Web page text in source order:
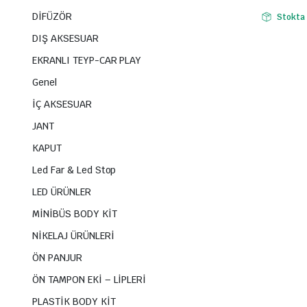
Stokta
DİFÜZÖR
DIŞ AKSESUAR
EKRANLI TEYP-CAR PLAY
Genel
İÇ AKSESUAR
JANT
KAPUT
Led Far & Led Stop
LED ÜRÜNLER
MİNİBÜS BODY KİT
NİKELAJ ÜRÜNLERİ
ÖN PANJUR
ÖN TAMPON EKİ – LİPLERİ
PLASTİK BODY KİT